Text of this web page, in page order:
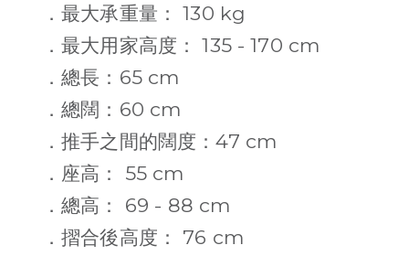
．最大承重量： 130 kg
．最大用家高度： 135 - 170 cm
．總長： 65 cm
．總闊： 60 cm
．推手之間的闊度：47 cm
．座高： 55 cm
．總高： 69 - 88 cm
．摺合後高度： 76 cm